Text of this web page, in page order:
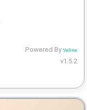
Powered ByValine
v1.5.2